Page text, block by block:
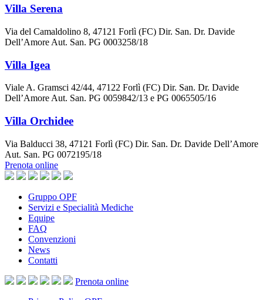
Villa Serena
Via del Camaldolino 8, 47121 Forlì (FC) Dir. San. Dr. Davide
Dell’Amore Aut. San. PG 0003258/18
Villa Igea
Viale A. Gramsci 42/44, 47122 Forlì (FC) Dir. San. Dr. Davide
Dell’Amore Aut. San. PG 0059842/13 e PG 0065505/16
Villa Orchidee
Via Balducci 38, 47121 Forlì (FC) Dir. San. Dr. Davide Dell’Amore
Aut. San. PG 0072195/18
Prenota online
Gruppo OPF
Servizi e Specialità Mediche
Equipe
FAQ
Convenzioni
News
Contatti
Prenota online